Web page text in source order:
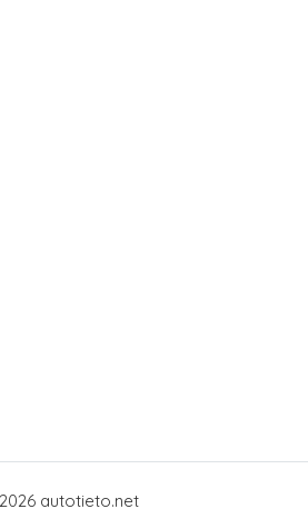
autotieto.net